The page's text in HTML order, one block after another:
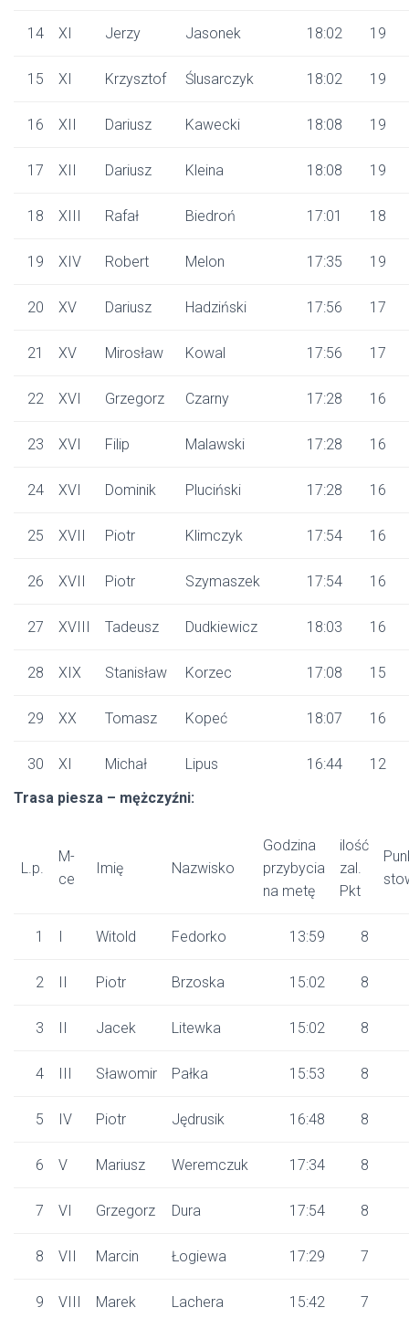
14 XI Jerzy Jasonek 18:02 19
15 XI Krzysztof Ślusarczyk 18:02 19
16 XII Dariusz Kawecki 18:08 19
17 XII Dariusz Kleina 18:08 19
18 XIII Rafał Biedroń 17:01 18
19 XIV Robert Melon 17:35 19
20 XV Dariusz Hadziński 17:56 17
21 XV Mirosław Kowal 17:56 17
22 XVI Grzegorz Czarny 17:28 16
23 XVI Filip Malawski 17:28 16
24 XVI Dominik Pluciński 17:28 16
25 XVII Piotr Klimczyk 17:54 16
26 XVII Piotr Szymaszek 17:54 16
27 XVIII Tadeusz Dudkiewicz 18:03 16
28 XIX Stanisław Korzec 17:08 15
29 XX Tomasz Kopeć 18:07 16
30 XI Michał Lipus 16:44
12
Trasa piesza – mężczyźni:
L.p.
M-
ce
Imię Nazwisko
Godzina
przybycia
na metę
ilość
zal.
Pkt
1 I Witold Fedorko 13:59 8
2 II Piotr Brzoska 15:02 8
3 II Jacek Litewka 15:02 8
4 III Sławomir Pałka 15:53 8
5 IV Piotr Jędrusik 16:48 8
6 V Mariusz Weremczuk 17:34 8
7 VI Grzegorz Dura 17:54 8
8 VII Marcin Łogiewa 17:29 7
9 VIII Marek Lachera 15:42 7